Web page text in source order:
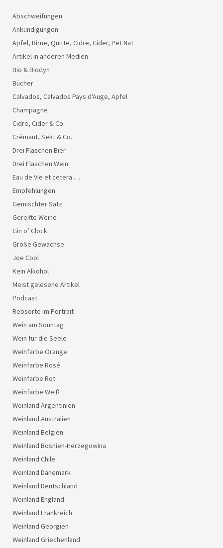
Abschweifungen
Ankündigungen
Apfel, Birne, Quitte, Cidre, Cider, Pet Nat
Artikel in anderen Medien
Bio & Biodyn
Bücher
Calvados, Calvados Pays d'Auge, Apfel
Champagne
Cidre, Cider & Co.
Crémant, Sekt & Co.
Drei Flaschen Bier
Drei Flaschen Wein
Eau de Vie et cetera …
Empfehlungen
Gemischter Satz
Gereifte Weine
Gin o’ Clock
Große Gewächse
Joe Cool
Kein Alkohol
Meist gelesene Artikel
Podcast
Rebsorte im Portrait
Wein am Sonntag
Wein für die Seele
Weinfarbe Orange
Weinfarbe Rosé
Weinfarbe Rot
Weinfarbe Weiß
Weinland Argentinien
Weinland Australien
Weinland Belgien
Weinland Bosnien-Herzegowina
Weinland Chile
Weinland Dänemark
Weinland Deutschland
Weinland England
Weinland Frankreich
Weinland Georgien
Weinland Griechenland